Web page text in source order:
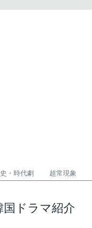
・時代劇 超常現象
国ドラマ紹介